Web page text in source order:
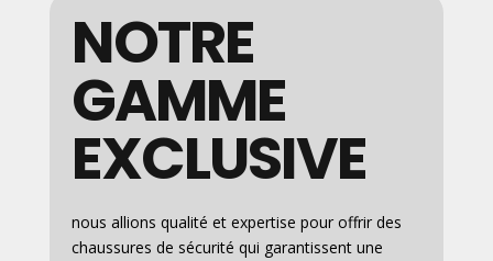
NOTRE
GAMME
EXCLUSIVE
nous allions qualité et expertise pour offrir des
chaussures de sécurité qui garantissent une